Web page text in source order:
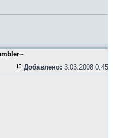
Добавлено: 3.03.2008 0:45